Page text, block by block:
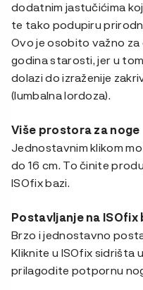
dodatnim jastučićima
te tako podupiru
Ovo je osobito važno
godina starosti, jer u
dolazi do izraženije
(lumbalna lordoza).
Više prostora za noge
Jednostavnim klikom
do 16 cm. To činite
ISOfix bazi.
Postavljanje na ISOfix
Brzo i jednostavno
Kliknite u ISOfix sidrišta
prilagodite potpornu